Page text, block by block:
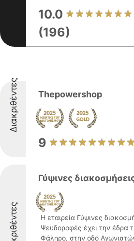
10.0
(196)
Διακριθέντες Thepowershop
9
Διακριθέντες
Γύψινες
Η εταιρεία Γύψινες
Ψευδοροφές έχει την έδρα
Φάληρο, στην οδό